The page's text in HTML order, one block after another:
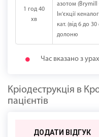
1 год 40
хв
азотом (Brymill
Ін'єкції
кат. (від 6 до
долоню
Час вказано з
Кріодеструкція в
пацієнтів
ДОДАТИ ВІДГУК